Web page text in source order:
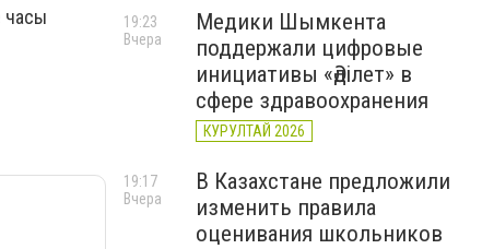
часы
Медики Шымкента
поддержали цифровые
инициативы «Әділет» в
сфере здравоохранения
КУРУЛТАЙ 2026
19:23
Вчера
В Казахстане предложили
изменить правила
оценивания школьников
19:17
Вчера